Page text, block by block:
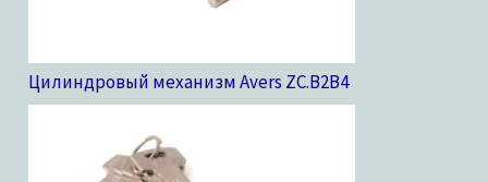
Цилиндровый механизм Avers ZC.B2B4